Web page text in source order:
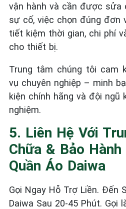
vận hành và cần được sửa
sự cố, việc chọn đúng đơn
tiết kiệm thời gian, chi phí
cho thiết bị.
Trung tâm chúng tôi cam
vụ chuyên nghiệp – minh
kiện chính hãng và đội ngũ
nghiệm.
5. Liên Hệ Với
Chữa & Bảo
Quần Áo Daiwa
Gọi Ngay Hỗ Trợ Liền. Đến
Daiwa Sau 20-45 Phút. Gọi